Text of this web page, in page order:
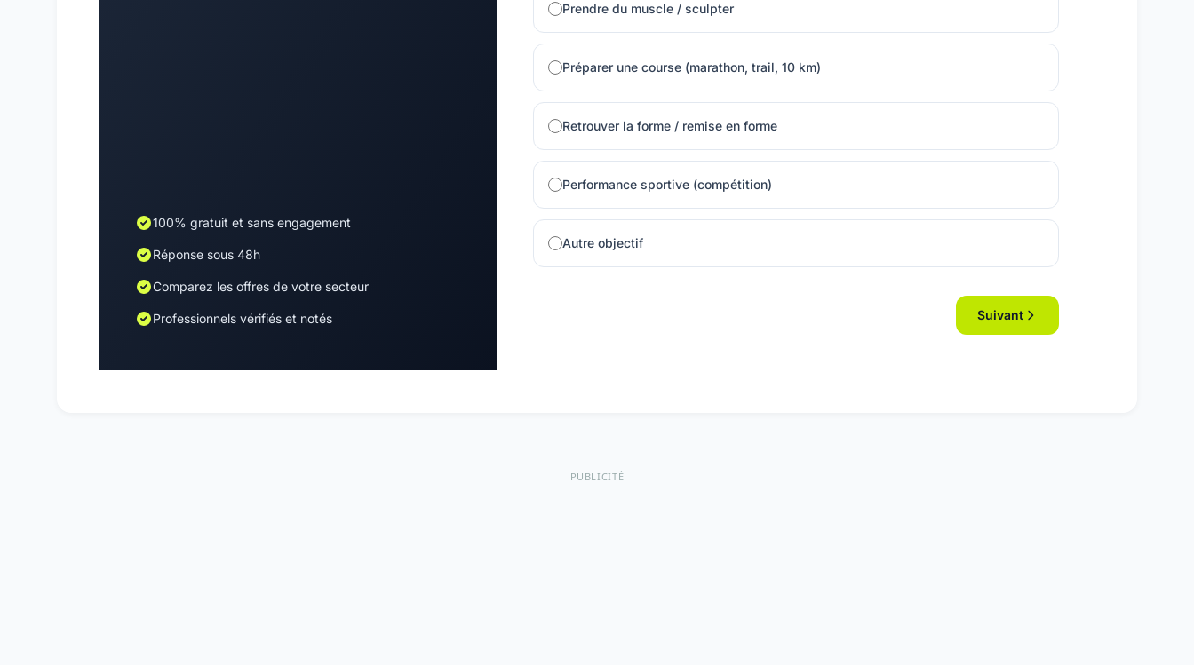
100% gratuit et sans engagement
Réponse sous 48h
Comparez les offres de votre secteur
Professionnels vérifiés et notés
Prendre du muscle / sculpter
Préparer une course (marathon, trail, 10 km)
Retrouver la forme / remise en forme
Performance sportive (compétition)
Autre objectif
Suivant
PUBLICITÉ